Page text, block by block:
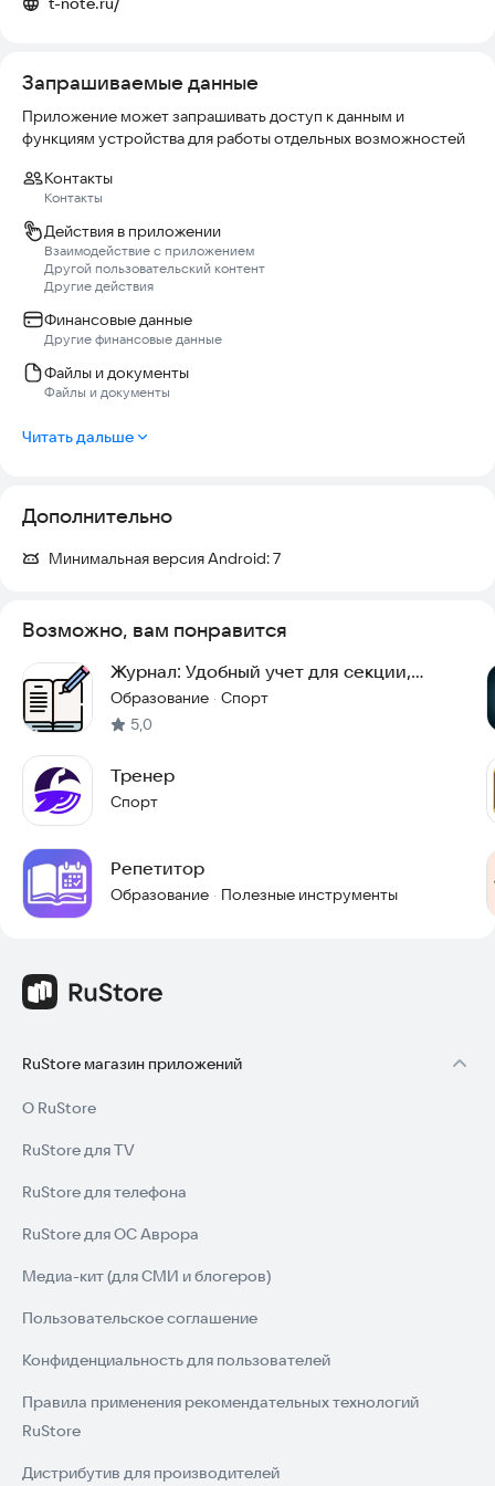
Статистика посещаемости
🎯 Для кого приложение
— Тренеры (фитнес, единоборства, гимнастика, футбол и др.)
— Владельцы студий
— Администраторы групп
— Учёт посещаемости тренировок
— Контроль оплат и абонементов
— Ведение базы спортсменов
— Замена Excel и бумажных журналов
✔️ Простое и понятное приложение
✔️ Видно, кто оплатил и кто должен
Запрашиваемые данные
Приложение может запрашивать доступ к данным и
функциям устройства для работы отдельных возможностей
Контакты
Контакты
Действия в приложении
Взаимодействие с приложением
Другой пользовательский контент
Другие действия
Финансовые данные
Другие финансовые данные
Файлы и документы
Файлы и документы
Читать дальше
Дополнительно
Минимальная версия Android:7
Возможно, вам понравится
Журнал: Удобный учет для секции,
студии, кружка
Образование · Спорт
5,0
Тренер
Спорт
Репетитор
Образование · Полезные инструменты
RuStore магазин приложений
О RuStore
RuStore для TV
RuStore для телефона
RuStore для ОС Аврора
Медиа-кит (для СМИ и блогеров)
Пользовательское соглашение
Конфиденциальность для пользователей
Правила применения рекомендательных технологий
RuStore
Дистрибутив для производителей